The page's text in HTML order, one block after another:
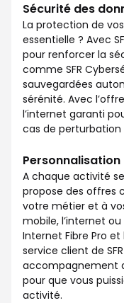
Sécurité des
La protection de
essentielle ? Avec
pour renforcer la
comme SFR
sauvegardées
sérénité. Avec
l’internet garanti
cas de perturbation
Personnalisation
A chaque activité
propose des offres
votre métier et à
mobile, l’internet
Internet Fibre Pro et
service client de
accompagnement
pour que vous
activité.